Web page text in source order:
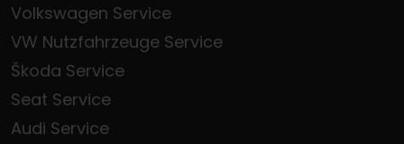
Volkswagen Service
VW Nutzfahrzeuge Service
Škoda Service
Seat Service
Audi Service